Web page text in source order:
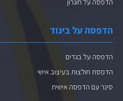
הדפסה על ביגוד
הדפסה על בגדים
הדפסת חולצות בעיצוב אישי
סינר עם הדפסה אישית